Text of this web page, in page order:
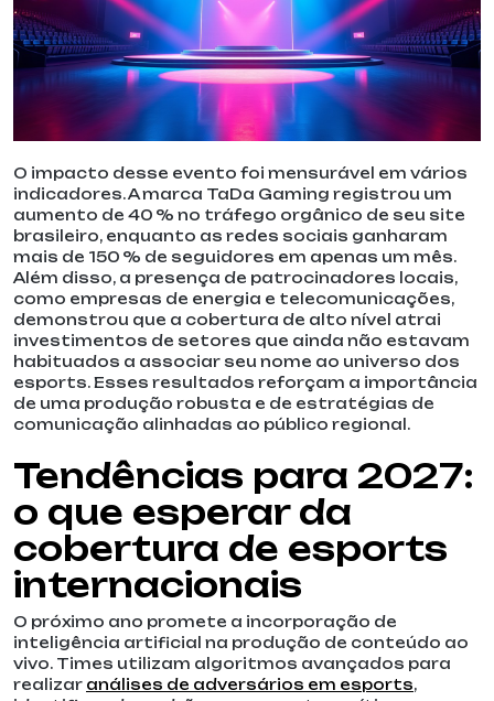
O impacto desse evento foi mensurável em vários
indicadores. A marca TaDa Gaming registrou um
aumento de 40 % no tráfego orgânico de seu site
brasileiro, enquanto as redes sociais ganharam
mais de 150 % de seguidores em apenas um mês.
Além disso, a presença de patrocinadores locais,
como empresas de energia e telecomunicações,
demonstrou que a cobertura de alto nível atrai
investimentos de setores que ainda não estavam
habituados a associar seu nome ao universo dos
esports. Esses resultados reforçam a importância
de uma produção robusta e de estratégias de
comunicação alinhadas ao público regional.
Tendências para 2027:
o que esperar da
cobertura de esports
internacionais
O próximo ano promete a incorporação de
inteligência artificial na produção de conteúdo ao
vivo. Times utilizam algoritmos avançados para
realizar análises de adversários em esports,